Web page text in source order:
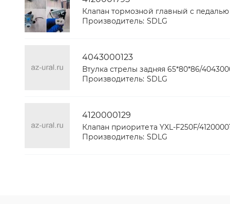
Клапан тормозной главный с педалью
Производитель: SDLG
4043000123
Втулка стрелы задняя 65*80*86/
Производитель: SDLG
4120000129
Клапан приоритета YXL-F250F/
Производитель: SDLG